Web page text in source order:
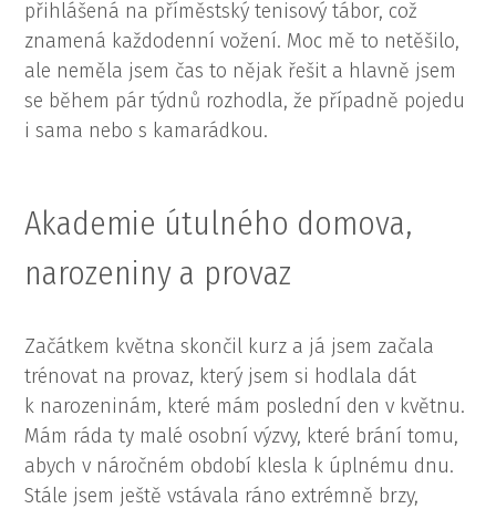
přihlášená na příměstský tenisový tábor, což
znamená každodenní vožení. Moc mě to netěšilo,
ale neměla jsem čas to nějak řešit a hlavně jsem
se během pár týdnů rozhodla, že případně pojedu
i sama nebo s kamarádkou.
Akademie útulného domova,
narozeniny a provaz
Začátkem května skončil kurz a já jsem začala
trénovat na provaz, který jsem si hodlala dát
k narozeninám, které mám poslední den v květnu.
Mám ráda ty malé osobní výzvy, které brání tomu,
abych v náročném období klesla k úplnému dnu.
Stále jsem ještě vstávala ráno extrémně brzy,